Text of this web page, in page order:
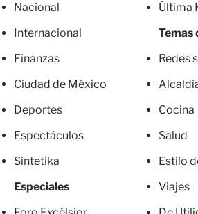
Nacional
Internacional
Finanzas
Ciudad de México
Deportes
Espectáculos
Sintetika
Especiales
Última
Temas
Redes
Cocina
Salud
Estilo
Viajes